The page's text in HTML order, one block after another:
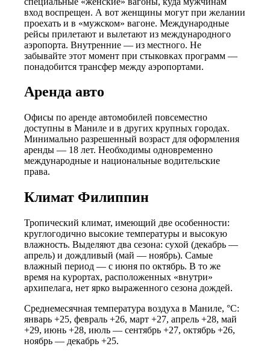
вход воспрещен. А вот женщины могут при желании
проехать и в «мужском» вагоне. Международные
рейсы прилетают и вылетают из международного
аэропорта. Внутренние — из местного. Не
забывайте этот момент при стыковках программ —
понадобится трансфер между аэропортами.
Аренда авто
Офисы по аренде автомобилей повсеместно
доступны в Маниле и в других крупных городах.
Минимально разрешенный возраст для оформления
аренды — 18 лет. Необходимы одновременно
международные и национальные водительские
права.
Климат Филиппин
Тропический климат, имеющий две особенности:
круглогодично высокие температуры и высокую
влажность. Выделяют два сезона: сухой (декабрь —
апрель) и дождливый (май — ноябрь). Самые
влажный период — с июня по октябрь. В то же
время на курортах, расположенных «внутри»
архипелага, нет ярко выраженного сезона дождей.
Среднемесячная температура воздуха в Маниле, °C:
январь +25, февраль +26, март +27, апрель +28, май
+29, июнь +28, июль — сентябрь +27, октябрь +26,
ноябрь — декабрь +25.